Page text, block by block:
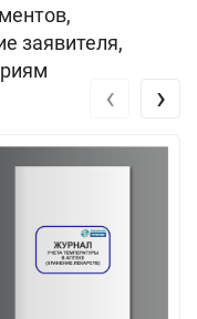
заявителя,
‹ ›